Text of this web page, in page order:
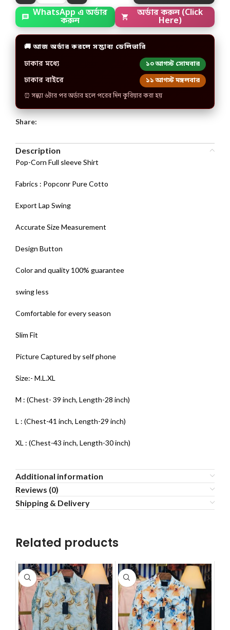
WhatsApp এ অর্ডার
করুন
অর্ডার করুন (Click
Here)
🚚 আজ অর্ডার করলে সম্ভাব্য ডেলিভারি
ঢাকার মধ্যে ১০ আগস্ট সোমবার
ঢাকার বাইরে ১১ আগস্ট মঙ্গলবার
⏰ সন্ধ্যা ৬টার পর অর্ডার হলে পরের দিন কুরিয়ার করা হয়
Share:
Description
Pop-Corn Full sleeve Shirt
Fabrics : Popconr Pure Cotto
Export Lap Swing
Accurate Size Measurement
Design Button
Color and quality 100% guarantee
swing less
Comfortable for every season
Slim Fit
Picture Captured by self phone
Size:- M.L.XL
M : (Chest- 39 inch, Length-28 inch)
L : (Chest-41 inch, Length-29 inch)
XL : (Chest-43 inch, Length-30 inch)
Additional information
Reviews (0)
Shipping & Delivery
Related products